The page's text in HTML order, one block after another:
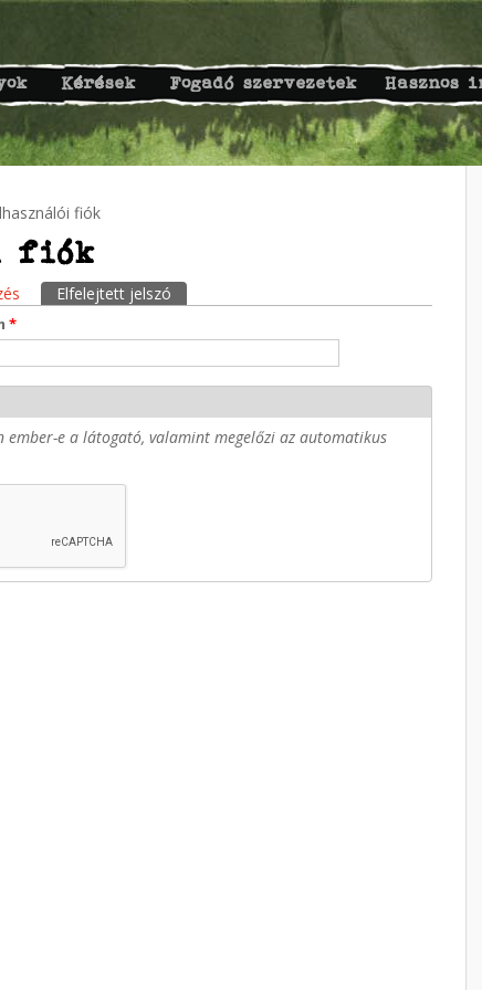
Kérések Fogadó szervezetek Hasznos
fiók
fiók
Elfelejtett jelszó
*
ember-e a látogató, valamint megelőzi az automatikus